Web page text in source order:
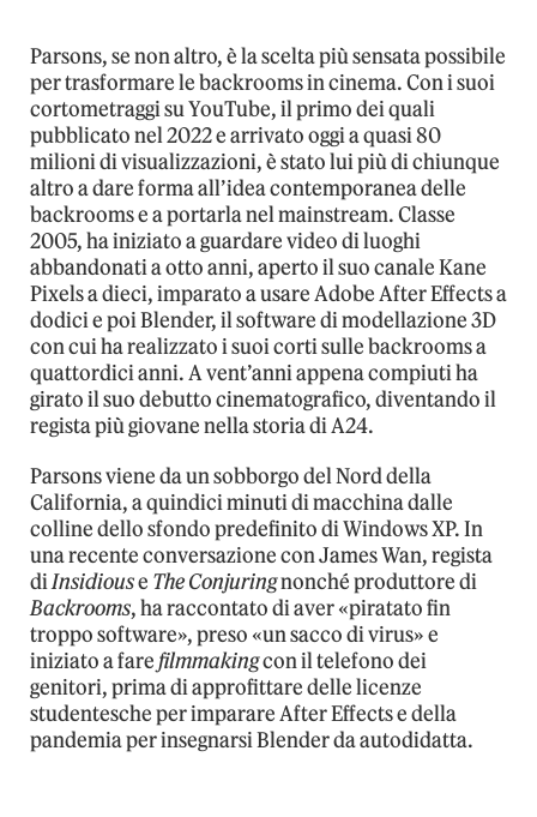
Parsons, se non altro, è la scelta più sensata possibile
per trasformare le backrooms in cinema. Con i suoi
cortometraggi su YouTube, il primo dei quali
pubblicato nel 2022 e arrivato oggi a quasi 80
milioni di visualizzazioni, è stato lui più di chiunque
altro a dare forma all’idea contemporanea delle
backrooms e a portarla nel mainstream. Classe
2005, ha iniziato a guardare video di luoghi
abbandonati a otto anni, aperto il suo canale Kane
Pixels a dieci, imparato a usare Adobe After Effects a
dodici e poi Blender, il software di modellazione 3D
con cui ha realizzato i suoi corti sulle backrooms a
quattordici anni. A vent’anni appena compiuti ha
girato il suo debutto cinematografico, diventando il
regista più giovane nella storia di A24.
Parsons viene da un sobborgo del Nord della
California, a quindici minuti di macchina dalle
colline dello sfondo predefinito di Windows XP. In
una recente conversazione con James Wan, regista
diInsidiouse The Conjuringnonché produttore di
Backrooms, ha raccontato di aver «piratato fin
troppo software», preso «un sacco di virus» e
iniziato a farefilmmakingcon il telefono dei
genitori, prima di approfittare delle licenze
studentesche per imparare After Effects e della
pandemia per insegnarsi Blender da autodidatta.